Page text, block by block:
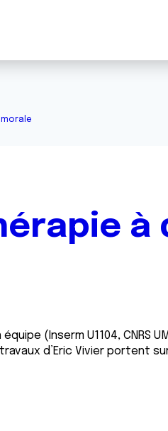
(Inserm U1104, CNRS
d’Eric Vivier portent